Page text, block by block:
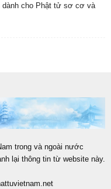
dành cho Phật tử sơ cơ và
trong và ngoài nước
lại thông tin từ website này.